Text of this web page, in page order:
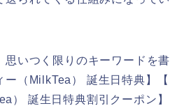
思いつく限りのキーワードを書
ー（MilkTea） 誕生日特典】【
） 誕生日特典割引クーポン】